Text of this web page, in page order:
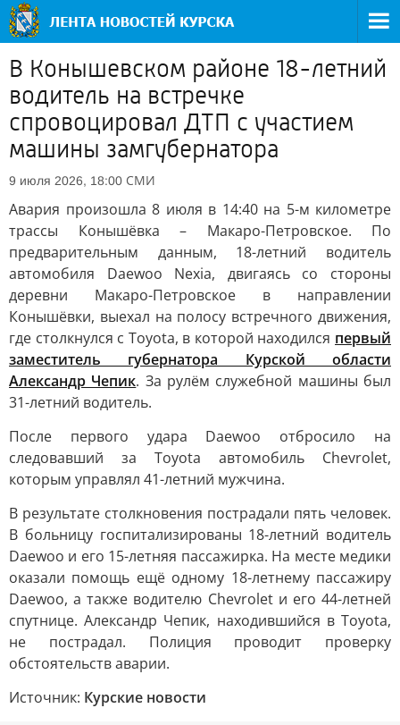
В Конышевском районе 18-летний
водитель на встречке
спровоцировал ДТП с участием
машины замгубернатора
9 июля 2026, 18:00 СМИ
Авария произошла 8 июля в 14:40 на 5-м километре
трассы Конышёвка – Макаро-Петровское. По
предварительным данным, 18-летний водитель
автомобиля Daewoo Nexia, двигаясь со стороны
деревни Макаро-Петровское в направлении
Конышёвки, выехал на полосу встречного движения,
где столкнулся с Toyota, в которой находился первый
заместитель губернатора Курской области
Александр Чепик. За рулём служебной машины был
31-летний водитель.
После первого удара Daewoo отбросило на
следовавший за Toyota автомобиль Chevrolet,
которым управлял 41-летний мужчина.
В результате столкновения пострадали пять человек.
В больницу госпитализированы 18-летний водитель
Daewoo и его 15-летняя пассажирка. На месте медики
оказали помощь ещё одному 18-летнему пассажиру
Daewoo, а также водителю Chevrolet и его 44-летней
спутнице. Александр Чепик, находившийся в Toyota,
не пострадал. Полиция проводит проверку
обстоятельств аварии.
Источник: Курские новости